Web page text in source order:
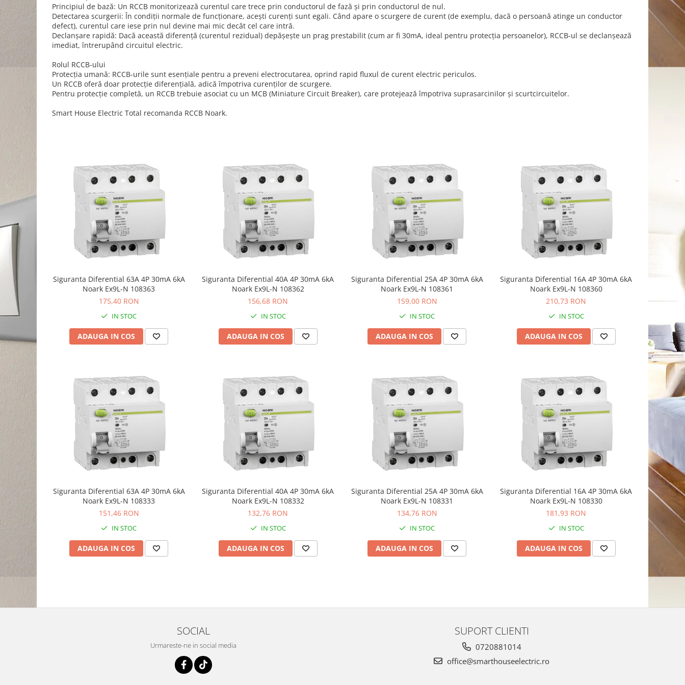
Schneider Easy Styl
Schneider Cedar
Automatizari
Bobine de declansare
Separatoare de sarcina
Lampa de semnalizare
Conectica si accesorii
Bareta de alimentare-Pieptene
Cleme si conectori
Borniera si bara nul
Scule meseriasi
Principiul de bază: Un RCCB monitorizează curentul care trece prin conductorul de fază și prin conductorul de nul.
Detectarea scurgerii: În condiții normale de funcționare, acești curenți sunt egali. Când apare o scurgere de curent (de exemplu, dacă o persoană atinge un conductor
defect), curentul care iese prin nul devine mai mic decât cel care intră.
Declanșare rapidă: Dacă această diferență (curentul rezidual) depășește un prag prestabilit (cum ar fi 30mA, ideal pentru protecția persoanelor), RCCB-ul se declanșează
imediat, întrerupând circuitul electric.
Rolul RCCB-ului
Protecția umană: RCCB-urile sunt esențiale pentru a preveni electrocutarea, oprind rapid fluxul de curent electric periculos.
Un RCCB oferă doar protecție diferențială, adică împotriva curenților de scurgere.
Pentru protecție completă, un RCCB trebuie asociat cu un MCB (Miniature Circuit Breaker), care protejează împotriva suprasarcinilor și scurtcircuitelor.
Smart House Electric Total recomanda RCCB Noark.
Siguranta Diferential 63A 4P 30mA 6kA
Noark Ex9L-N 108363
175,40 RON
IN STOC
ADAUGA IN COS
Siguranta Diferential 40A 4P 30mA 6kA
Noark Ex9L-N 108362
156,68 RON
IN STOC
ADAUGA IN COS
Siguranta Diferential 25A 4P 30mA 6kA
Noark Ex9L-N 108361
159,00 RON
IN STOC
ADAUGA IN COS
Siguranta Diferential 16A 4P 30mA 6kA
Noark Ex9L-N 108360
210,73 RON
IN STOC
ADAUGA IN COS
Siguranta Diferential 63A 4P 30mA 6kA
Noark Ex9L-N 108333
151,46 RON
IN STOC
ADAUGA IN COS
Siguranta Diferential 40A 4P 30mA 6kA
Noark Ex9L-N 108332
132,76 RON
IN STOC
ADAUGA IN COS
Siguranta Diferential 25A 4P 30mA 6kA
Noark Ex9L-N 108331
134,76 RON
IN STOC
ADAUGA IN COS
Siguranta Diferential 16A 4P 30mA 6kA
Noark Ex9L-N 108330
181,93 RON
IN STOC
ADAUGA IN COS
SOCIAL
Urmareste-ne in social media
SUPORT CLIENTI
0720881014
office@smarthouseelectric.ro